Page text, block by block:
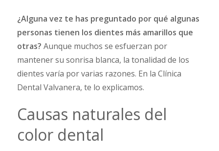
¿Alguna vez te has preguntado por qué algunas
personas tienen los dientes más amarillos que
otras? Aunque muchos se esfuerzan por
mantener su sonrisa blanca, la tonalidad de los
dientes varía por varias razones. En la Clínica
Dental Valvanera, te lo explicamos.
Causas naturales del
color dental